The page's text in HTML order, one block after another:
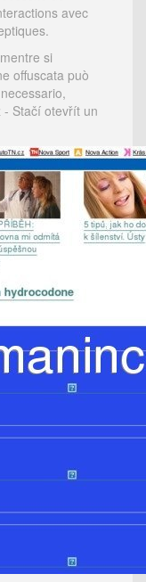
avec
si
offuscata può
- Stačí otevřít un